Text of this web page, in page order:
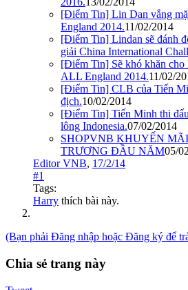
[Điểm Tin] Lin Dan vắng
England 2014.11/02/2014
[Điểm Tin] Lindan sẽ đánh
giải China International
[Điểm Tin] Sẽ khó khăn cho
ALL England 2014.11/02/
[Điểm Tin] CLB của Tiến
địch.10/02/2014
[Điểm Tin] Tiến Minh thi
lông Indonesia.07/02/2014
SHOPVNB KHUYẾN
TRƯƠNG ĐẦU NĂM05/
Editor VNB, 17/2/14
#1
Tags:
Harry thích bài này.
(Bạn phải Đăng nhập hoặc Đăng ký để
Chia sẻ trang này